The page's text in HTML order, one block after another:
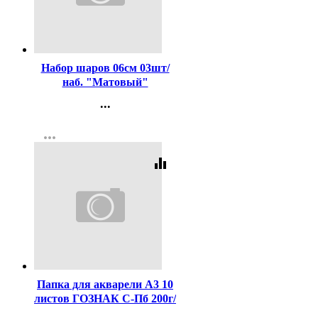
Набор шаров 06см 03шт/
наб. "Матовый"
...
Регистрация
more_horiz
equalizer
Папка для акварели А3 10
листов ГОЗНАК С-Пб 200г/